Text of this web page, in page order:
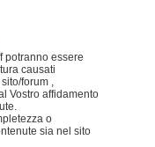
potranno essere
causati
forum ,
Vostro affidamento
o
sia nel sito